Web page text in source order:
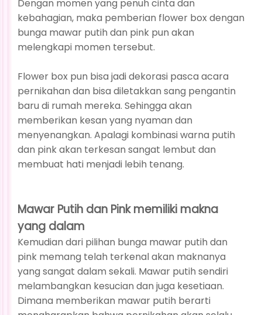
Dengan momen yang penuh cinta dan
kebahagian, maka pemberian flower box dengan
bunga mawar putih dan pink pun akan
melengkapi momen tersebut.
Flower box pun bisa jadi dekorasi pasca acara
pernikahan dan bisa diletakkan sang pengantin
baru di rumah mereka. Sehingga akan
memberikan kesan yang nyaman dan
menyenangkan. Apalagi kombinasi warna putih
dan pink akan terkesan sangat lembut dan
membuat hati menjadi lebih tenang.
Mawar Putih dan Pink memiliki makna
yang dalam
Kemudian dari pilihan bunga mawar putih dan
pink memang telah terkenal akan maknanya
yang sangat dalam sekali. Mawar putih sendiri
melambangkan kesucian dan juga kesetiaan.
Dimana memberikan mawar putih berarti